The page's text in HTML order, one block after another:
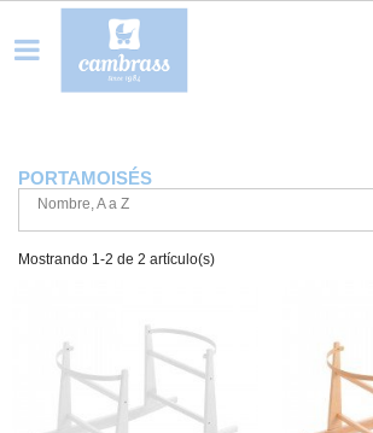
PORTAMOISÉS
Nombre, A a Z
Mostrando 1-2 de 2 artículo(s)